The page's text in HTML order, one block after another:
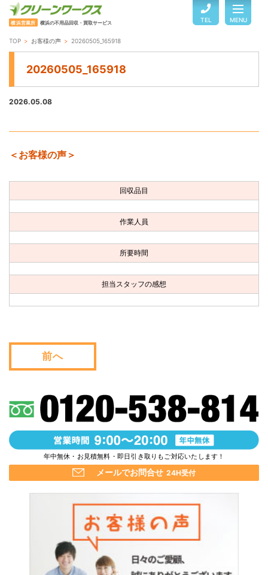
横浜営業所 横浜の不用品回収・買取サービス TEL MENU
TOP
ご利用の流れ
お客様の声
お問い合わせ
会社概要
WEB割引券プレゼント！
TOP お客様の声 20260505_165918
20260505_165918
2026.05.08
＜お客様の声＞
回収品目
作業人員
所要時間
担当スタッフの感想
前へ
年中無休・お見積無料・即日引き取りもご対応いたします！
メールでお問合せ 24H受付